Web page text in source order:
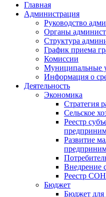
Главная
Администрация
Руководство
Органы
Структура
График приема
Комиссии
Муниципальные
Информация о
Деятельность
Экономика
Стратегия
Сельское
Реестр
Развитие
Внедрение
Реестр
Бюджет
Бюджет для